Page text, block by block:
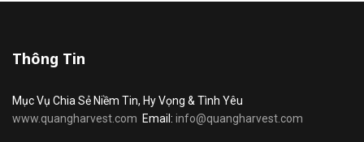
Thông Tin
Mục Vụ Chia Sẻ Niềm Tin, Hy Vọng & Tình Yêu
www.quangharvest.com Email: info@quangharvest.com